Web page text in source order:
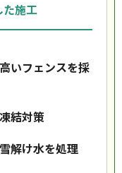
た施工
いフェンスを採
結対策
解け水を処理